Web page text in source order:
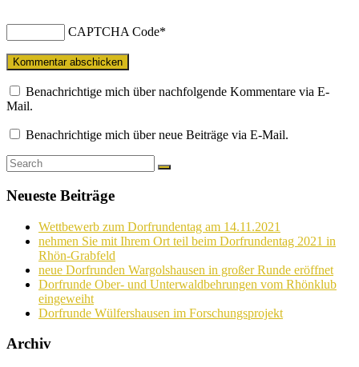
CAPTCHA Code*
Benachrichtige mich über nachfolgende Kommentare via E-
Mail.
Benachrichtige mich über neue Beiträge via E-Mail.
Neueste Beiträge
Wettbewerb zum Dorfrundentag am 14.11.2021
nehmen Sie mit Ihrem Ort teil beim Dorfrundentag 2021 in
Rhön-Grabfeld
neue Dorfrunden Wargolshausen in großer Runde eröffnet
Dorfrunde Ober- und Unterwaldbehrungen vom Rhönklub
eingeweiht
Dorfrunde Wülfershausen im Forschungsprojekt
Archiv